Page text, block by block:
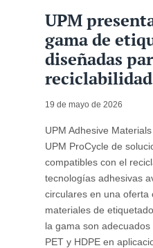
UPM
gama de
diseñadas
reciclabilidad
19 de mayo de 2026
UPM Adhesive
UPM ProCycle de
compatibles con el
tecnologías adhesivas
circulares en una oferta
materiales de
la gama son
PET y HDPE en